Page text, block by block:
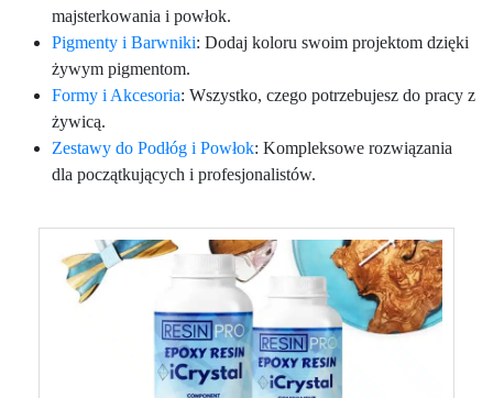
majsterkowania i powłok.
Pigmenty i Barwniki: Dodaj koloru swoim projektom dzięki
żywym pigmentom.
Formy i Akcesoria: Wszystko, czego potrzebujesz do pracy z
żywicą.
Zestawy do Podłóg i Powłok: Kompleksowe rozwiązania
dla początkujących i profesjonalistów.